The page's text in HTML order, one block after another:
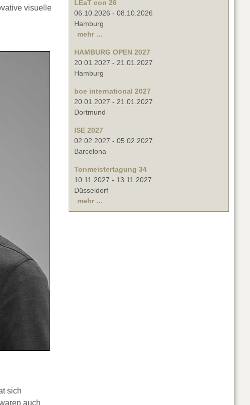
visuelle
sich
auch
LEaT con 26
06.10.2026 - 08.10.2026
Hamburg
mehr ...
HAMBURG OPEN 2027
20.01.2027 - 21.01.2027
Hamburg
boe international 2027
20.01.2027 - 21.01.2027
Dortmund
ISE 2027
02.02.2027 - 05.02.2027
Barcelona
Tonmeistertagung 34
10.11.2027 - 13.11.2027
Düsseldorf
mehr ...